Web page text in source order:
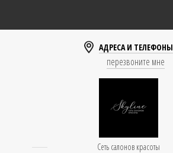
Cеть салонов красоты
АДРЕСА И ТЕЛЕФОНЫ
перезвоните мне